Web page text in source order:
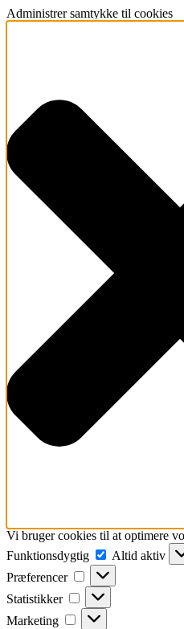
Administrer samtykke til cookies
Vi bruger cookies til at optimere
Funktionsdygtig
Altid aktiv
Præferencer
Præferencer
Statistikker Statistikker
Marketing Marketing